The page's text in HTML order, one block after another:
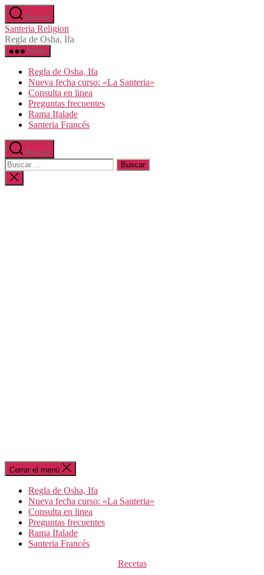
Saltar
al
contenido
Buscar
Santeria Religion
Regla de Osha, Ifa
Menú
Regla de Osha, Ifa
Nueva fecha curso: «La Santeria»
Consulta en linea
Preguntas frecuentes
Rama Ifalade
Santeria Francés
Buscar
Buscar:
Cerrar
la
Cerrar el menú
Regla de Osha, Ifa
Nueva fecha curso: «La Santeria»
Consulta en linea
Preguntas frecuentes
Rama Ifalade
Santeria Francés
Categorías
Recetas